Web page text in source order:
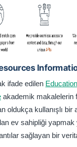
ifade edilen
akademik makalelerin
oldukça kullanışlı bir
ev sahipliği yapmak
sağlayan bir